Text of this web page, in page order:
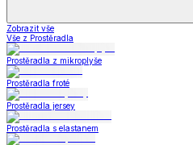
Zobrazit vše
Vše z Prostěradla
Prostěradla z mikroplyše
Prostěradla froté
Prostěradla jersey
Prostěradla s elastanem